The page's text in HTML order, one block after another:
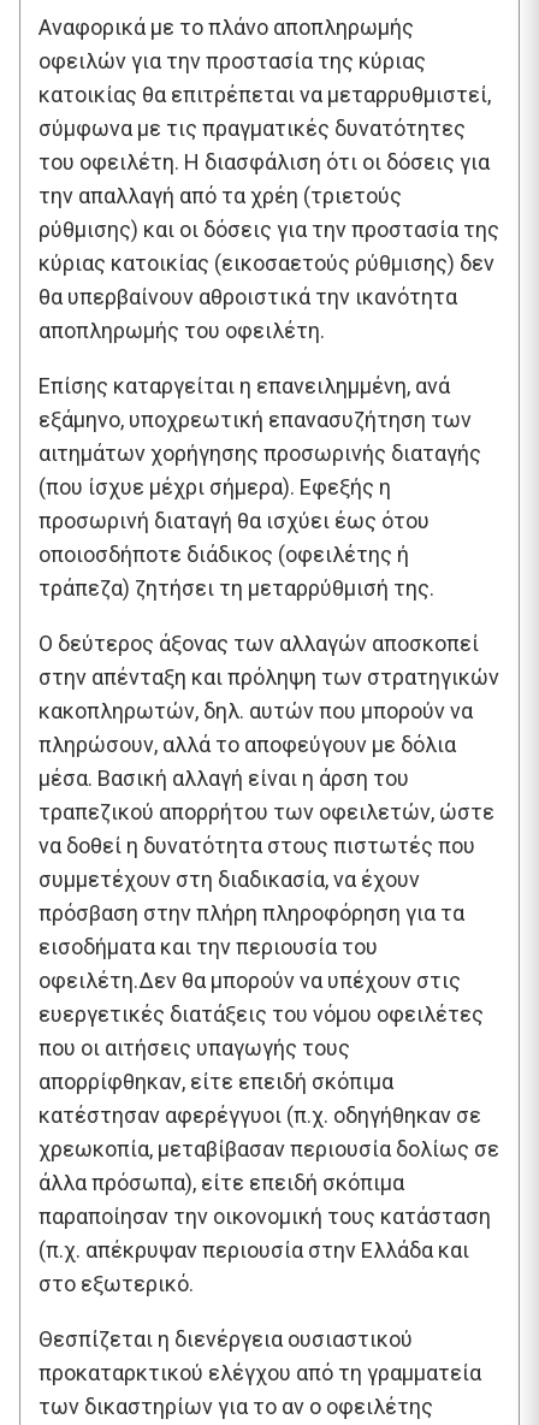
Αναφορικά με το πλάνο αποπληρωμής
οφειλών για την προστασία της κύριας
κατοικίας θα επιτρέπεται να μεταρρυθμιστεί,
σύμφωνα με τις πραγματικές δυνατότητες
του οφειλέτη. Η διασφάλιση ότι οι δόσεις για
την απαλλαγή από τα χρέη (τριετούς
ρύθμισης) και οι δόσεις για την προστασία της
κύριας κατοικίας (εικοσαετούς ρύθμισης) δεν
θα υπερβαίνουν αθροιστικά την ικανότητα
αποπληρωμής του οφειλέτη.
Επίσης καταργείται η επανειλημμένη, ανά
εξάμηνο, υποχρεωτική επανασυζήτηση των
αιτημάτων χορήγησης προσωρινής διαταγής
(που ίσχυε μέχρι σήμερα). Εφεξής η
προσωρινή διαταγή θα ισχύει έως ότου
οποιοσδήποτε διάδικος (οφειλέτης ή
τράπεζα) ζητήσει τη μεταρρύθμισή της.
Ο δεύτερος άξονας των αλλαγών αποσκοπεί
στην απένταξη και πρόληψη των στρατηγικών
κακοπληρωτών, δηλ. αυτών που μπορούν να
πληρώσουν, αλλά το αποφεύγουν με δόλια
μέσα. Βασική αλλαγή είναι η άρση του
τραπεζικού απορρήτου των οφειλετών, ώστε
να δοθεί η δυνατότητα στους πιστωτές που
συμμετέχουν στη διαδικασία, να έχουν
πρόσβαση στην πλήρη πληροφόρηση για τα
εισοδήματα και την περιουσία του
οφειλέτη.Δεν θα μπορούν να υπέχουν στις
ευεργετικές διατάξεις του νόμου οφειλέτες
που οι αιτήσεις υπαγωγής τους
απορρίφθηκαν, είτε επειδή σκόπιμα
κατέστησαν αφερέγγυοι (π.χ. οδηγήθηκαν σε
χρεωκοπία, μεταβίβασαν περιουσία δολίως σε
άλλα πρόσωπα), είτε επειδή σκόπιμα
παραποίησαν την οικονομική τους κατάσταση
(π.χ. απέκρυψαν περιουσία στην Ελλάδα και
στο εξωτερικό.
Θεσπίζεται η διενέργεια ουσιαστικού
προκαταρκτικού ελέγχου από τη γραμματεία
των δικαστηρίων για το αν ο οφειλέτης